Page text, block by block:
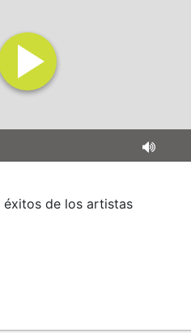
éxitos de los artistas